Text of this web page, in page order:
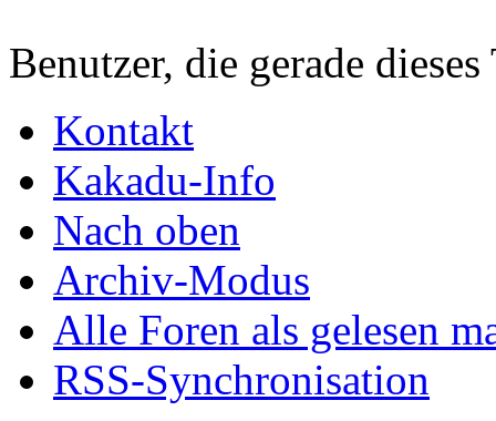
Benutzer, die gerade
Kontakt
Kakadu-Info
Nach oben
Archiv-Modus
Alle Foren als gelesen
RSS-Synchronisation